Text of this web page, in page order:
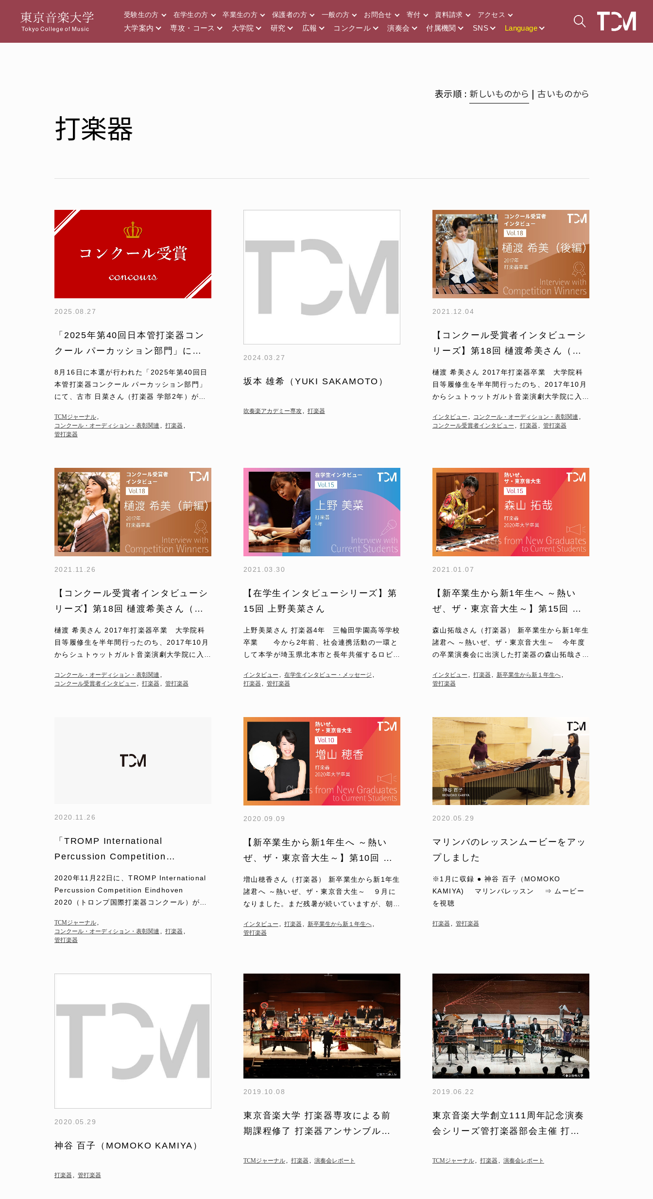
受験生の方 在学生の方 卒業生の方 保護者の方 一般の方 お問合せ 寄付 資料請求 アクセス
大学案内 専攻・コース 大学院 研究 広報 コンクール 演奏会 付属機関 SNS Language
表示順 : 新しいものから | 古いものから
打楽器
2025.08.27
「2025年第40回日本管打楽器コン
クール パーカッション部門」に
年）が第2…
8月16日に本選が行われた「2025年第40回日
本管打楽器コンクール パーカッション部門」
にて、古市 日菜さん（打楽器 学部2年）が第2
ション…
TCMジャーナル
コンクール・オーディション・表彰関連
打楽器
管打楽器
2024.03.27
坂本 雄希（YUKI SAKAMOTO）
吹奏楽アカデミー専攻 打楽器
2021.12.04
【コンクール受賞者インタビューシ
リーズ】第18回 樋渡希美さん（後
樋渡 希美さん 2017年打楽器卒業 大学院科
目等履修生を半年間行ったのち、2017年10月
からシュトゥットガルト音楽演劇大学院に入
高等学校卒業 2021…
インタビュー
コンクール・オーディション・表彰関連
コンクール受賞者インタビュー
打楽器 管打楽器
2021.11.26
【コンクール受賞者インタビューシ
リーズ】第18回 樋渡希美さん（前
樋渡 希美さん 2017年打楽器卒業 大学院科
目等履修生を半年間行ったのち、2017年10月
からシュトゥットガルト音楽演劇大学院に入
高等学校卒業 2021…
コンクール・オーディション・表彰関連
コンクール受賞者インタビュー
打楽器 管打楽器
2021.03.30
【在学生インタビューシリーズ】第
15回 上野美菜さん
上野美菜さん 打楽器4年 三輪田学園高等学校
卒業 今から2年前、社会連携活動の一環と
して本学が埼玉県北本市と長年共催するロビー
プログラムは…
インタビュー
在学生インタビュー・メッセージ
打楽器
管打楽器
2021.01.07
【新卒業生から新1年生へ ～熱い
ぜ、ザ・東京音大生～】第15回 森
森山拓哉さん（打楽器） 新卒業生から新1年生
諸君へ ～熱いぜ、ザ・東京音大生～ 今年度
の卒業演奏会に出演した打楽器の森山拓哉さ
た。曲の一部に…
インタビュー 打楽器
新卒業生から新１年生へ
管打楽器
2020.11.26
「TROMP International
Percussion Competition
2020年11月22日に、TROMP International
Percussion Competition Eindhoven
2020（トロンプ国際打楽器コンクール）がオ
TCMジャーナル
コンクール・オーディション・表彰関連
打楽器
管打楽器
2020.09.09
【新卒業生から新1年生へ ～熱い
ぜ、ザ・東京音大生～】第10回 増
増山穂香さん（打楽器） 新卒業生から新1年生
諸君へ ～熱いぜ、ザ・東京音大生～ ９月に
なりました。まだ残暑が続いていますが、朝晩
く爽やかな季…
インタビュー 打楽器
新卒業生から新１年生へ
管打楽器
2020.05.29
マリンバのレッスンムービーをアッ
プしました
※1月に収録 ● 神谷 百子（MOMOKO
KAMIYA) マリンバレッスン ⇒ ムービー
を視聴
打楽器 管打楽器
2020.05.29
神谷 百子（MOMOKO KAMIYA）
打楽器 管打楽器
2019.10.08
東京音楽大学 打楽器専攻による前
期課程修了 打楽器アンサンブル演
ANIMAUX…
TCMジャーナル 打楽器 演奏会レポート
2019.06.22
東京音楽大学創立111周年記念演奏
会シリーズ管打楽器部会主催 打楽
ポートを掲載…
TCMジャーナル 打楽器 演奏会レポート